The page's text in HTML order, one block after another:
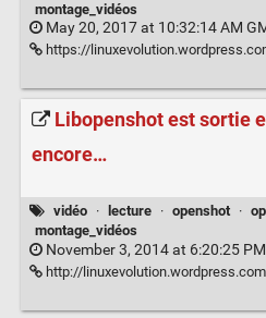
montage_vidéos
May 20, 2017 at 10:32:14 AM
https://linuxevolution.wordpress.com/2017/
Libopenshot est sortie
encore…
vidéo · lecture · openshot ·
montage_vidéos
November 3, 2014 at 6:20:25 PM
http://linuxevolution.wordpress.com/2014/04/